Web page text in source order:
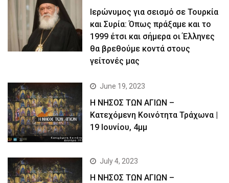
Ιερώνυμος για σεισμό σε Τουρκία
και Συρία: Όπως πράξαμε και το
1999 έτσι και σήμερα οι Έλληνες
θα βρεθούμε κοντά στους
γείτονές μας
June 19, 2023
Η ΝΗΣΟΣ ΤΩΝ ΑΓΙΩΝ –
Kατεχόμενη Κοινότητα Τράχωνα |
19 Ιουνίου, 4μμ
July 4, 2023
Η ΝΗΣΟΣ ΤΩΝ ΑΓΙΩΝ –